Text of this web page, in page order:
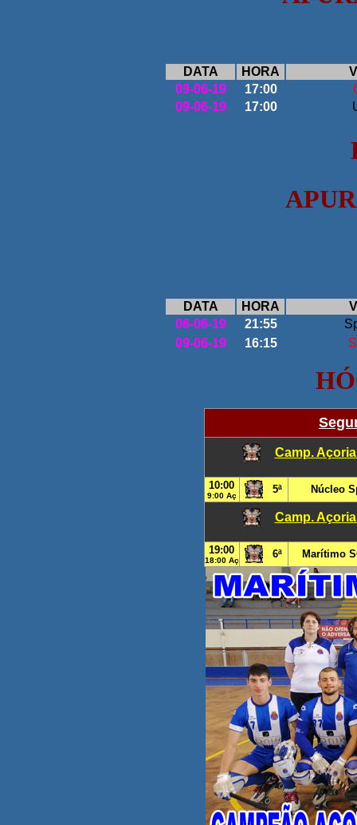
DATA HORA
09-06-19
17:00
09-06-19
17:00
DATA HORA
06-06-19
21:55
09-06-19
16:15
Camp.
10:00
9:00 Aç
5ª Núcleo
Camp.
19:00
18:00 Aç
6ª Marítimo